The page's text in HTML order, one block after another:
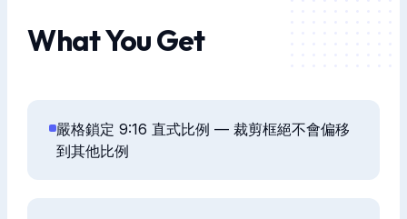
What You Get
嚴格鎖定 9:16 直式比例 — 裁剪框絕不會偏移
到其他比例